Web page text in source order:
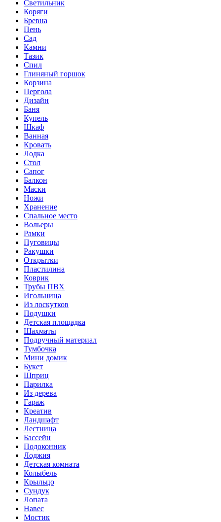
Светильник
Коряги
Бревна
Пень
Сад
Камни
Тазик
Спил
Глиняный горшок
Корзина
Пергола
Дизайн
Баня
Купель
Шкаф
Ванная
Кровать
Лодка
Стол
Сапог
Балкон
Маски
Ножи
Хранение
Спальное место
Вольеры
Рамки
Пуговицы
Ракушки
Открытки
Пластилина
Коврик
Трубы ПВХ
Игольница
Из лоскутков
Подушки
Детская площадка
Шахматы
Подручный материал
Тумбочка
Мини домик
Букет
Шприц
Парилка
Из дерева
Гараж
Креатив
Ландшафт
Лестница
Бассейн
Подоконник
Лоджия
Детская комната
Колыбель
Крыльцо
Сундук
Лопата
Навес
Мостик